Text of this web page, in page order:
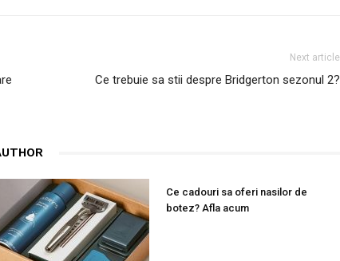
Next article
Ce trebuie sa stii despre Bridgerton sezonul 2?
Ce cadouri sa oferi nasilor de
botez? Afla acum